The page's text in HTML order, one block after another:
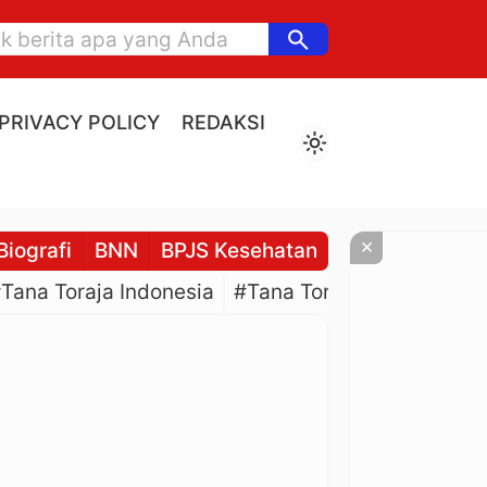
search
PRIVACY POLICY
REDAKSI
light_mode
BNN BPJS Kesehatan BPJS
Toraja Indonesia #Tana Toraja Culture
×